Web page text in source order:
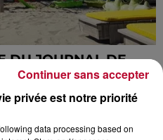
DU JOURNAL DE
L'OUVERTURE DE...
privée est notre priorité
data processing based on
Continuer sans accepter